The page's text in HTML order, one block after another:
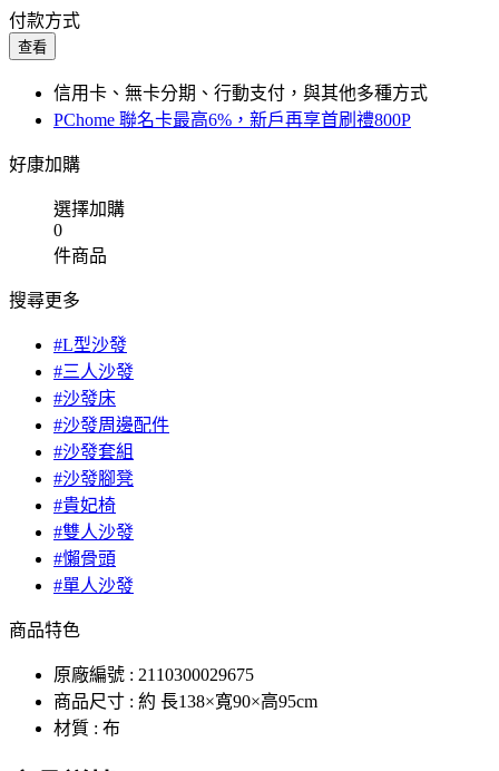
付款方式
查看
信用卡、無卡分期、行動支付，與其他多種方式
PChome 聯名卡最高6%，新戶再享首刷禮800P
好康加購
選擇加購
0
件商品
搜尋更多
#L型沙發
#三人沙發
#沙發床
#沙發周邊配件
#沙發套組
#沙發腳凳
#貴妃椅
#雙人沙發
#懶骨頭
#單人沙發
商品特色
原廠編號 : 2110300029675
商品尺寸 : 約 長138×寬90×高95cm
材質 : 布